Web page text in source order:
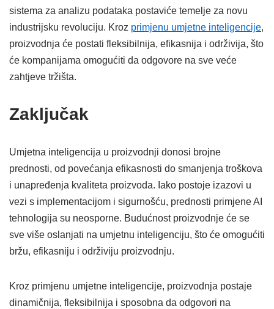
sistema za analizu podataka postaviće temelje za novu
industrijsku revoluciju. Kroz primjenu umjetne inteligencije,
proizvodnja će postati fleksibilnija, efikasnija i održivija, što
će kompanijama omogućiti da odgovore na sve veće
zahtjeve tržišta.
Zaključak
Umjetna inteligencija u proizvodnji donosi brojne
prednosti, od povećanja efikasnosti do smanjenja troškova
i unapređenja kvaliteta proizvoda. Iako postoje izazovi u
vezi s implementacijom i sigurnošću, prednosti primjene AI
tehnologija su neosporne. Budućnost proizvodnje će se
sve više oslanjati na umjetnu inteligenciju, što će omogućiti
bržu, efikasniju i održiviju proizvodnju.
Kroz primjenu umjetne inteligencije, proizvodnja postaje
dinamičnija, fleksibilnija i sposobna da odgovori na